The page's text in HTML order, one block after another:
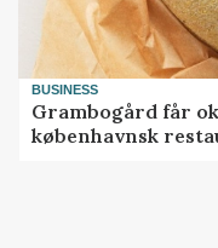
BUSINESS
Grambogård får
københavnsk